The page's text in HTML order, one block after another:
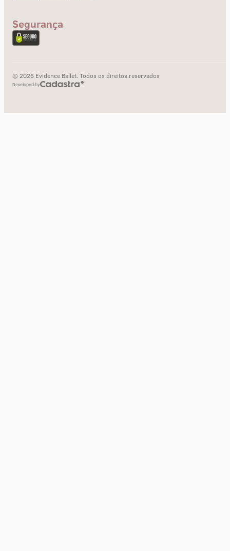
Segurança
© 2026 Evidence Ballet. Todos os direitos reservados
Developed by